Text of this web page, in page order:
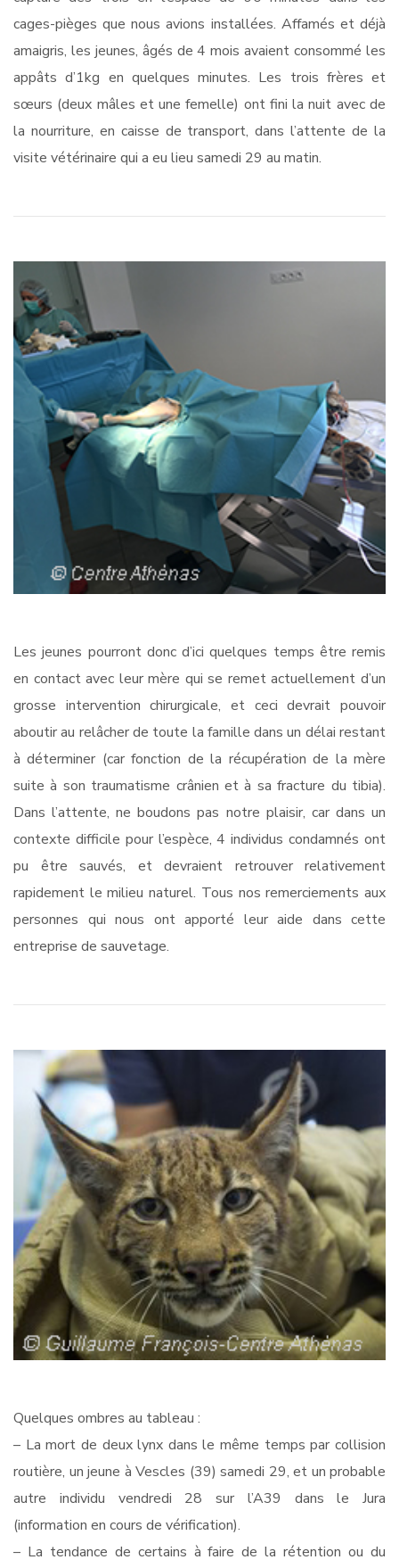
cages-pièges que nous avions installées. Affamés et déjà
amaigris, les jeunes, âgés de 4 mois avaient consommé les
appâts d’1kg en quelques minutes. Les trois frères et
sœurs (deux mâles et une femelle) ont fini la nuit avec de
la nourriture, en caisse de transport, dans l’attente de la
visite vétérinaire qui a eu lieu samedi 29 au matin.
Les jeunes pourront donc d’ici quelques temps être remis
en contact avec leur mère qui se remet actuellement d’un
grosse intervention chirurgicale, et ceci devrait pouvoir
aboutir au relâcher de toute la famille dans un délai restant
à déterminer (car fonction de la récupération de la mère
suite à son traumatisme crânien et à sa fracture du tibia).
Dans l’attente, ne boudons pas notre plaisir, car dans un
contexte difficile pour l’espèce, 4 individus condamnés ont
pu être sauvés, et devraient retrouver relativement
rapidement le milieu naturel. Tous nos remerciements aux
personnes qui nous ont apporté leur aide dans cette
entreprise de sauvetage.
Quelques ombres au tableau :
– La mort de deux lynx dans le même temps par collision
routière, un jeune à Vescles (39) samedi 29, et un probable
autre individu vendredi 28 sur l’A39 dans le Jura
(information en cours de vérification).
– La tendance de certains à faire de la rétention ou du